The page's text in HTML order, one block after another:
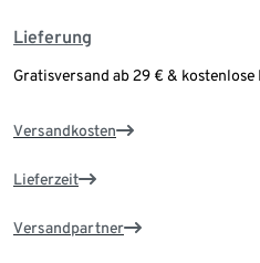
Lieferung
Gratisversand ab 29 € & kostenlose
Versandkosten
Lieferzeit
Versandpartner